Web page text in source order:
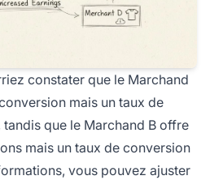
constater que le Marchand
mais un taux de
que le Marchand B offre
mais un taux de conversion
vous pouvez ajuster